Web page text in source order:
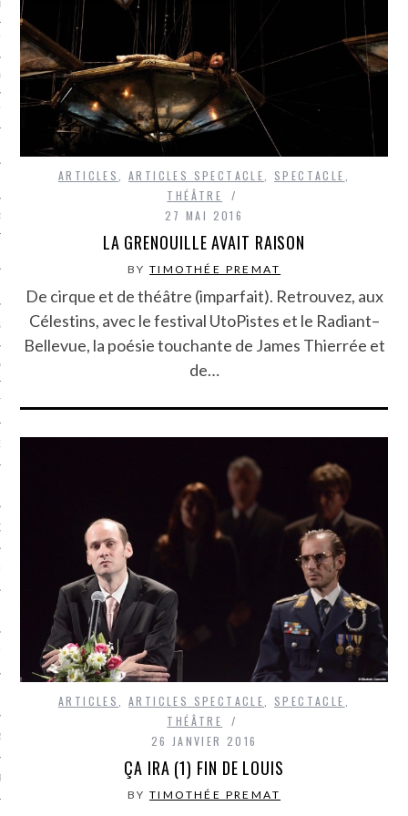
BONHEUR
GUERRE
EN VOD
ARTICLES, ARTICLES SPECTACLE, SPECTACLE,
THÉÂTRE
27 MAI 2016
LA GRENOUILLE AVAIT RAISON
BYTIMOTHÉE PREMAT
De cirque et de théâtre (imparfait). Retrouvez, aux
Célestins, avec le festival UtoPistes et le Radiant–
Bellevue, la poésie touchante de James Thierrée et
de…
ARTICLES ARTICLES SPECTACLE SPECTACLE
THÉÂTRE
26 JANVIER 2016
ÇA IRA (1) FIN DE LOUIS
BYTIMOTHÉE PREMAT